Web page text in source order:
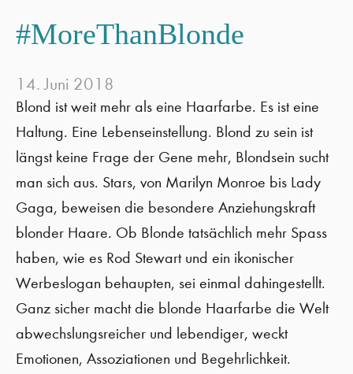
#MoreThanBlonde
14. Juni 2018
Blond ist weit mehr als eine Haarfarbe. Es ist eine
Haltung. Eine Lebenseinstellung. Blond zu sein ist
längst keine Frage der Gene mehr, Blondsein sucht
man sich aus. Stars, von Marilyn Monroe bis Lady
Gaga, beweisen die besondere Anziehungskraft
blonder Haare. Ob Blonde tatsächlich mehr Spass
haben, wie es Rod Stewart und ein ikonischer
Werbeslogan behaupten, sei einmal dahingestellt.
Ganz sicher macht die blonde Haarfarbe die Welt
abwechslungsreicher und lebendiger, weckt
Emotionen, Assoziationen und Begehrlichkeit.